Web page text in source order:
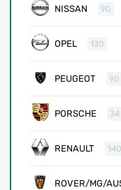
NISSAN 90
OPEL 130
PEUGEOT 90
PORSCHE 34
RENAULT 140
ROVER/MG/